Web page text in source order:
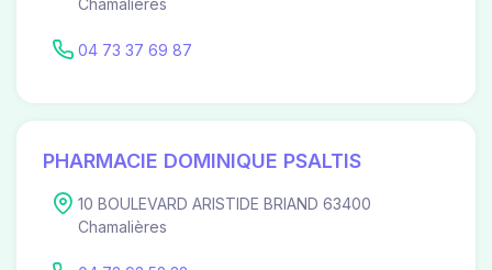
Chamalières
04 73 37 69 87
PHARMACIE DOMINIQUE PSALTIS
10 BOULEVARD ARISTIDE BRIAND 63400
Chamalières